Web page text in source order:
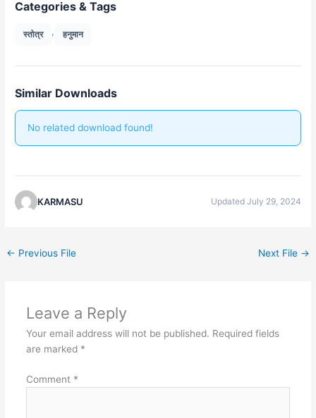
Categories & Tags
स्तोत्र , हनुमान
Similar Downloads
No related download found!
KARMASU Updated July 29, 2024
← Previous File Next File →
Leave a Reply
Your email address will not be published. Required fields
are marked *
Comment *